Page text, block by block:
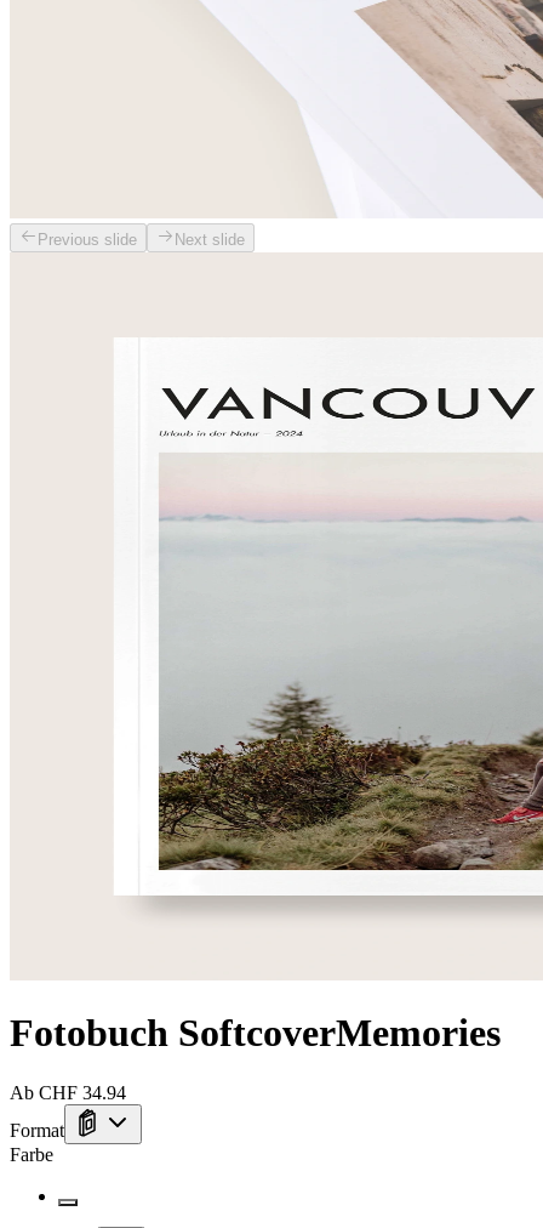
Previous slide Next slide
Fotobuch SoftcoverMemories
Ab CHF 34.94
Format
Farbe